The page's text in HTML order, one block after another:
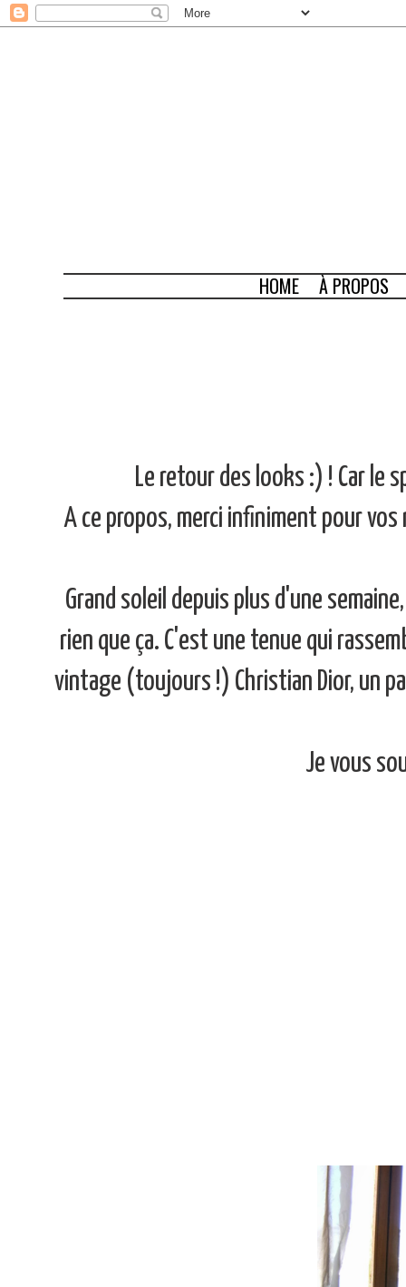
HOME À PROPOS
Le retour des looks :) ! Car le
A ce propos, merci infiniment pour
Grand soleil depuis plus d'une
rien que ça. C'est une tenue qui
vintage (toujours !) Christian Dior, un
Je vous